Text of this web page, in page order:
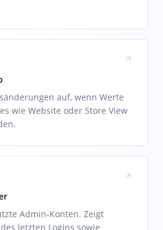
auf, wenn Werte
wie Website oder Store View
Admin-Konten. Zeigt
letzten Logins sowie